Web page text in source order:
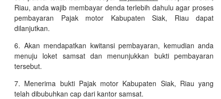
Riau, anda wajib membayar denda terlebih dahulu agar proses
pembayaran Pajak motor Kabupaten Siak, Riau dapat
dilanjutkan.
Akan mendapatkan kwitansi pembayaran, kemudian anda
menuju loket samsat dan menunjukkan bukti pembayaran
tersebut.
Menerima bukti Pajak motor Kabupaten Siak, Riau yang
telah dibubuhkan cap dari kantor samsat.